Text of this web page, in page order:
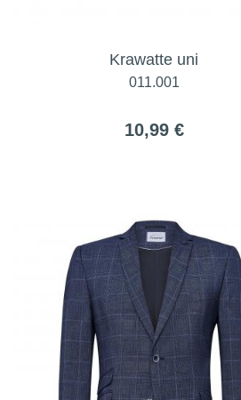
Krawatte uni
011.001
10,99 €